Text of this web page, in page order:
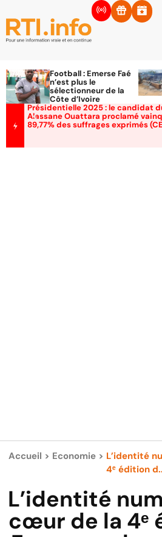
Football : Emerse Faé
n’est plus le
sélectionneur de la
Côte d’Ivoire
Présidentielle 2025 : le candidat
Alassane Ouattara proclamé
89,77% des suffrages exprimés
Accueil > Economie > L’identité
4ᵉ édition
L’identité
cœur de la 4ᵉ